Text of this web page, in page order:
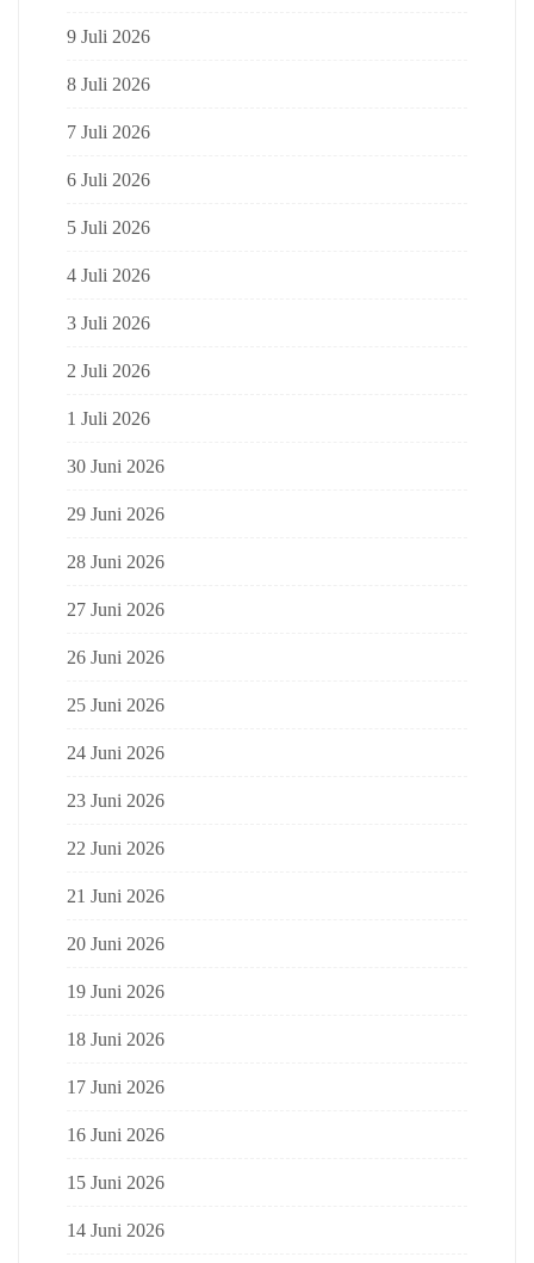
9 Juli 2026
8 Juli 2026
7 Juli 2026
6 Juli 2026
5 Juli 2026
4 Juli 2026
3 Juli 2026
2 Juli 2026
1 Juli 2026
30 Juni 2026
29 Juni 2026
28 Juni 2026
27 Juni 2026
26 Juni 2026
25 Juni 2026
24 Juni 2026
23 Juni 2026
22 Juni 2026
21 Juni 2026
20 Juni 2026
19 Juni 2026
18 Juni 2026
17 Juni 2026
16 Juni 2026
15 Juni 2026
14 Juni 2026